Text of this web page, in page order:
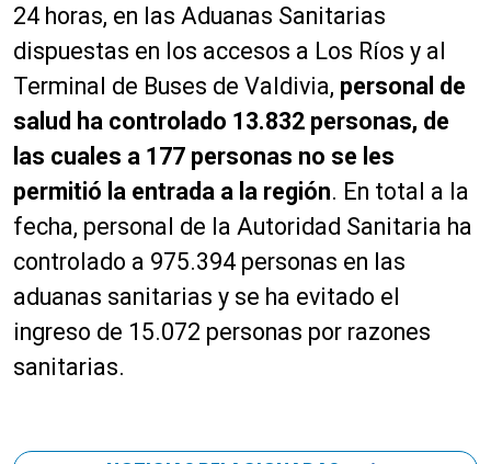
24 horas, en las Aduanas Sanitarias
dispuestas en los accesos a Los Ríos y al
Terminal de Buses de Valdivia, personal de
salud ha controlado 13.832 personas, de
las cuales a 177 personas no se les
permitió la entrada a la región. En total a la
fecha, personal de la Autoridad Sanitaria ha
controlado a 975.394 personas en las
aduanas sanitarias y se ha evitado el
ingreso de 15.072 personas por razones
sanitarias.